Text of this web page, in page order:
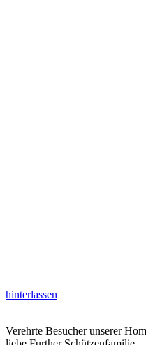
hinterlassen
Verehrte Besucher unserer